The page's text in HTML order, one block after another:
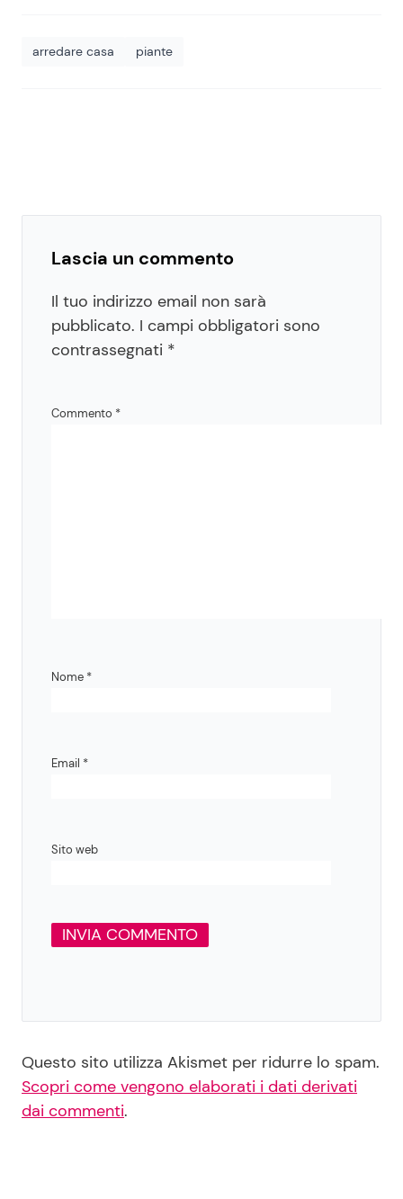
arredare casa piante
Lascia un commento
Il tuo indirizzo email non sarà
pubblicato. I campi obbligatori sono
contrassegnati *
Commento *
Nome *
Email *
Sito web
Questo sito utilizza Akismet per ridurre lo spam.
Scopri come vengono elaborati i dati derivati
dai commenti.